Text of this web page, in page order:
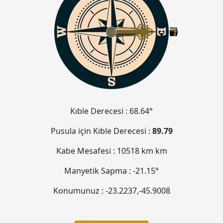
Kıble Derecesi : 68.64°
Pusula için Kıble Derecesi : 89.79
Kabe Mesafesi : 10518 km km
Manyetik Sapma : -21.15°
Konumunuz : -23.2237,-45.9009